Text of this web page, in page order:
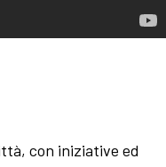
con iniziative ed